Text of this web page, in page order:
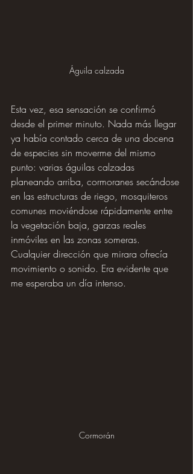
Águila calzada
Esta vez, esa sensación se confirmó
desde el primer minuto. Nada más llegar
ya había contado cerca de una docena
de especies sin moverme del mismo
punto: varias águilas calzadas
planeando arriba, cormoranes secándose
en las estructuras de riego, mosquiteros
comunes moviéndose rápidamente entre
la vegetación baja, garzas reales
inmóviles en las zonas someras.
Cualquier dirección que mirara ofrecía
movimiento o sonido. Era evidente que
me esperaba un día intenso.
Cormorán